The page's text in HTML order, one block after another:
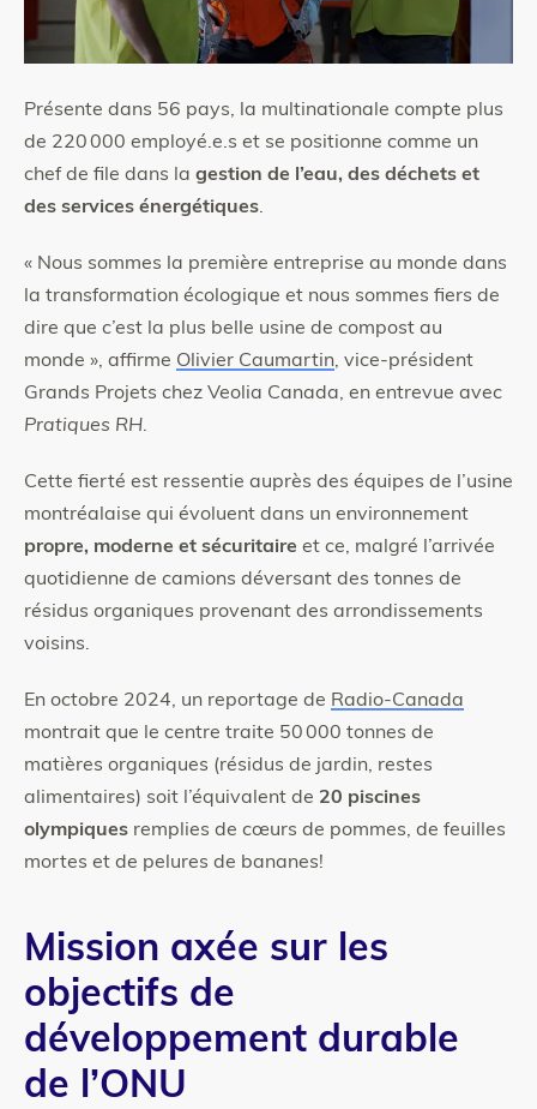
Présente dans 56 pays, la multinationale compte plus
de 220 000 employé.e.s et se positionne comme un
chef de file dans la gestion de l’eau, des déchets et
des services énergétiques.
« Nous sommes la première entreprise au monde dans
la transformation écologique et nous sommes fiers de
dire que c’est la plus belle usine de compost au
monde », affirme Olivier Caumartin, vice-président
Grands Projets chez Veolia Canada, en entrevue avec
Pratiques RH.
Cette fierté est ressentie auprès des équipes de l’usine
montréalaise qui évoluent dans un environnement
propre, moderne et sécuritaire et ce, malgré l’arrivée
quotidienne de camions déversant des tonnes de
résidus organiques provenant des arrondissements
voisins.
En octobre 2024, un reportage de Radio-Canada
montrait que le centre traite 50 000 tonnes de
matières organiques (résidus de jardin, restes
alimentaires) soit l’équivalent de 20 piscines
olympiques remplies de cœurs de pommes, de feuilles
mortes et de pelures de bananes!
Mission axée sur les
objectifs de
développement durable
de l’ONU